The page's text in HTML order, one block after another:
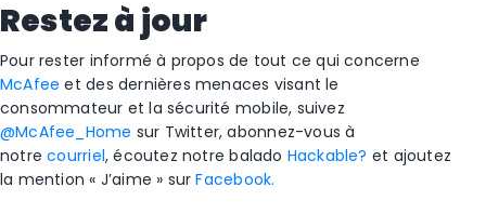
Restez à jour
Pour rester informé à propos de tout ce qui concerne
McAfee et des dernières menaces visant le
consommateur et la sécurité mobile, suivez
@McAfee_Home sur Twitter, abonnez-vous à
notrecourriel, écoutez notre balado Hackable? et ajoutez
la mention « J’aime » surFacebook.